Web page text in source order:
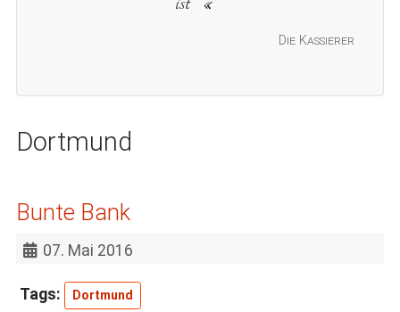
Die Kassierer
Dortmund
Bunte Bank
07. Mai 2016
Dortmund